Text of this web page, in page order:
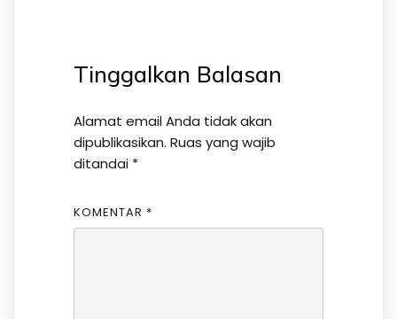
Tinggalkan Balasan
Alamat email Anda tidak akan
dipublikasikan. Ruas yang wajib
ditandai *
KOMENTAR *